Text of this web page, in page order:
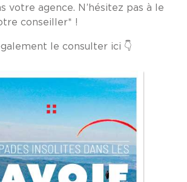
votre agence. N’hésitez pas à le
conseiller* !
le consulter ici 👇